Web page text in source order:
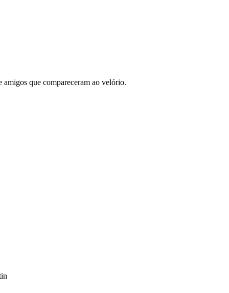
que compareceram ao velório.